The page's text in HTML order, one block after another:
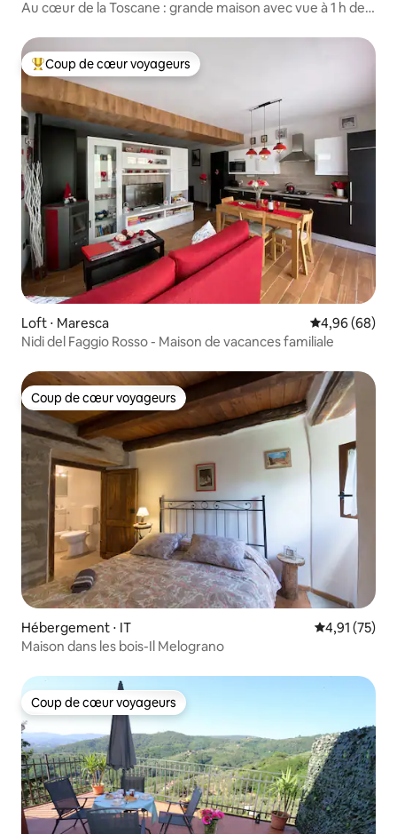
Au cœur de la Toscane : grande maison avec vue à 1 h de
Coups de cœur voyageurs les plus appréciés
Coup de cœur voyageurs
Loft ⋅ Maresca Évaluation
4,96 (68)
Nidi del Faggio Rosso - Maison de vacances familiale
Coup de cœur voyageurs
Coup de cœur voyageurs
Hébergement ⋅ IT Évaluation
4,91 (75)
Maison dans les bois-Il Melograno
Coup de cœur voyageurs
Coup de cœur voyageurs